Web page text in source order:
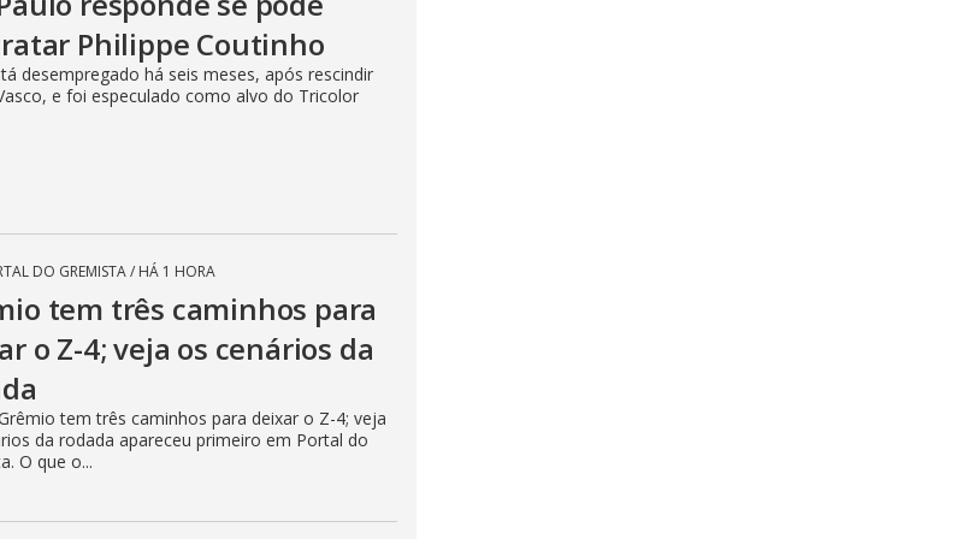
Philippe Coutinho
desempregado há seis meses, após rescindir
e foi especulado como alvo do Tricolor
DO GREMISTA/ HÁ 1 HORA
tem três caminhos para
o Z-4; veja os cenários da
tem três caminhos para deixar o Z-4; veja
da rodada apareceu primeiro em Portal do
O que o...